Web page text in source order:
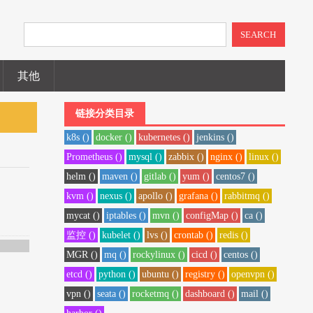
SEARCH
其他
链接分类目录
k8s () docker () kubernetes ()
jenkins ()
Prometheus ()
mysql () zabbix () nginx ()
linux ()
helm ()
maven () gitlab () yum ()
centos7 ()
kvm ()
nexus () apollo () grafana ()
rabbitmq ()
mycat ()
iptables () mvn () configMap ()
ca ()
监控 ()
kubelet () lvs () crontab ()
redis ()
MGR ()
mq () rockylinux () cicd ()
centos ()
etcd ()
python () ubuntu () registry ()
openvpn ()
vpn ()
seata () rocketmq () dashboard ()
mail ()